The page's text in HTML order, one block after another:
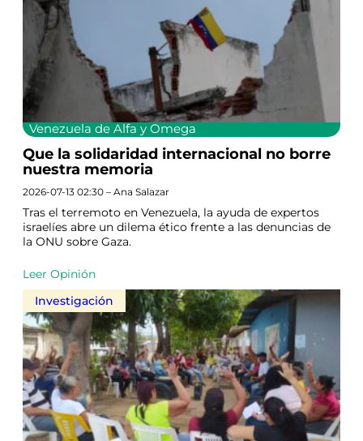
Venezuela de Alfa y Omega
Que la solidaridad internacional no borre
nuestra memoria
2026-07-13 02:30 – Ana Salazar
Tras el terremoto en Venezuela, la ayuda de expertos
israelíes abre un dilema ético frente a las denuncias de
la ONU sobre Gaza.
Leer Opinión
Investigación